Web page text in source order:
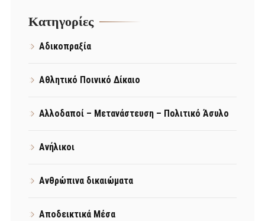
Kατηγορίες
Αδικοπραξία
Αθλητικό Ποινικό Δίκαιο
Αλλοδαποί – Μετανάστευση – Πολιτικό Άσυλο
Ανήλικοι
Ανθρώπινα δικαιώματα
Αποδεικτικά Μέσα